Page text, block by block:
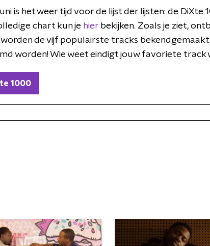
is het weer tijd voor de lijst der lijsten: de DiXte
chart kun je hier bekijken. Zoals je ziet,
worden de vijf populairste tracks
worden! Wie weet eindigt jouw favoriete track
1000